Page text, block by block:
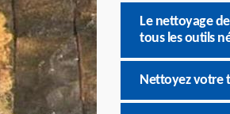
Le nettoyage
tous les outils
Nettoyez votre